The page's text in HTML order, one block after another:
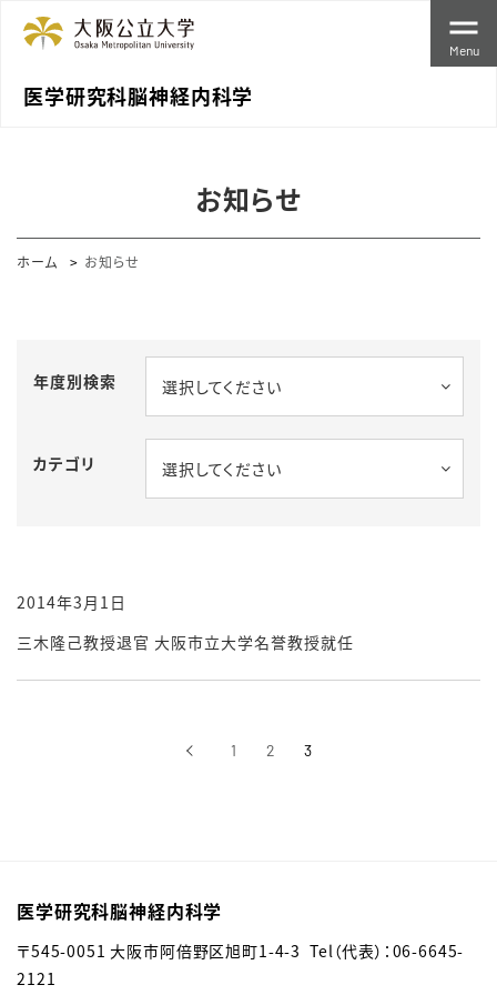
医学研究科脳神経内科学
Menu
お知らせ
ホーム お知らせ
年度別検索 選択してください
カテゴリ 選択してください
2014年3月1日
三木隆己教授退官 大阪市立大学名誉教授就任
‹前へ 1 2 3
医学研究科脳神経内科学
〒545-0051 大阪市阿倍野区旭町1-4-3 Tel（代表）：06-6645-
2121